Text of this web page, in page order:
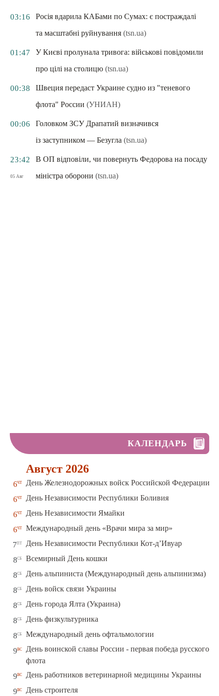
03:16
Росія вдарила КАБами по Сумах: є постраждалі
та масштабні руйнування (tsn.ua)
01:47
У Києві пролунала тривога: військові повідомили
про цілі на столицю (tsn.ua)
00:38
Швеция передаст Украине судно из "теневого
флота" России (УНИАН)
00:06
Головком ЗСУ Драпатий визначився
із заступником — Безугла (tsn.ua)
23:42
05 Авг
В ОП відповіли, чи повернуть Федорова на посаду
міністра оборони (tsn.ua)
КАЛЕНДАРЬ
Август 2026
6чт День Железнодорожных войск Российской Федерации
6чт День Независимости Республики Боливия
6чт День Независимости Ямайки
6чт Международный день «Врачи мира за мир»
7пт День Независимости Республики Кот-д’Ивуар
8сб Всемирный День кошки
8сб День альпиниста (Международный день альпинизма)
8сб День войск связи Украины
8сб День города Ялта (Украина)
8сб День физкультурника
8сб Международный день офтальмологии
9вс
День воинской славы России - первая победа русского
флота
9вс День работников ветеринарной медицины Украины
9вс День строителя